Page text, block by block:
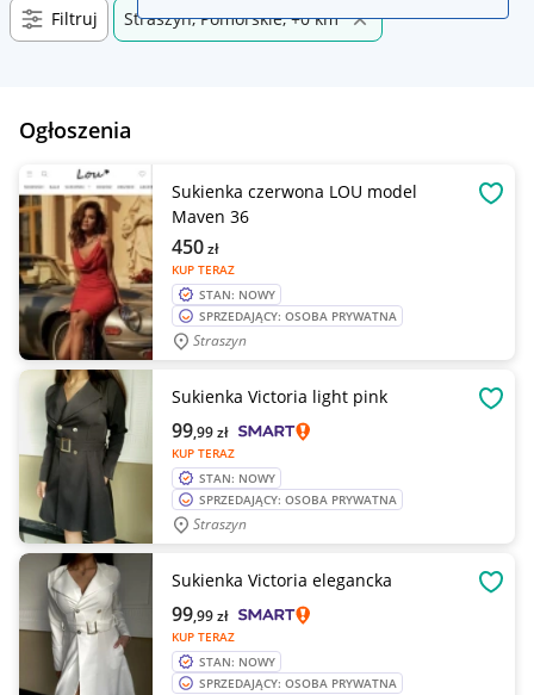
Filtruj Straszyn, Pomorskie, +0 km
Ogłoszenia
Sukienka czerwona LOU model
Maven 36
KUP TERAZ
450zł
STAN: NOWY
SPRZEDAJĄCY: OSOBA PRYWATNA
Straszyn
Sukienka Victoria light pink
KUP TERAZ
99,99zł
STAN: NOWY
SPRZEDAJĄCY: OSOBA PRYWATNA
Straszyn
Sukienka Victoria elegancka
KUP TERAZ
99,99zł
STAN: NOWY
SPRZEDAJĄCY: OSOBA PRYWATNA